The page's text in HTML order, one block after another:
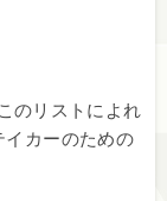
のリストによれ
カーのための